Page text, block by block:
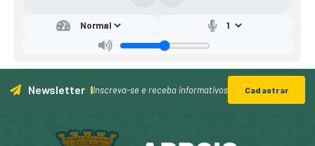
Newsletter Inscreva-se e receba informativos Cadastrar